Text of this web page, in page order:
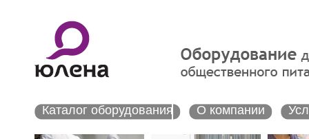
Каталог оборудования О компании